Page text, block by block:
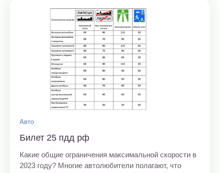
Авто
Билет 25 пдд рф
Какие общие ограничения максимальной скорости в
2023 году? Многие автолюбители полагают, что